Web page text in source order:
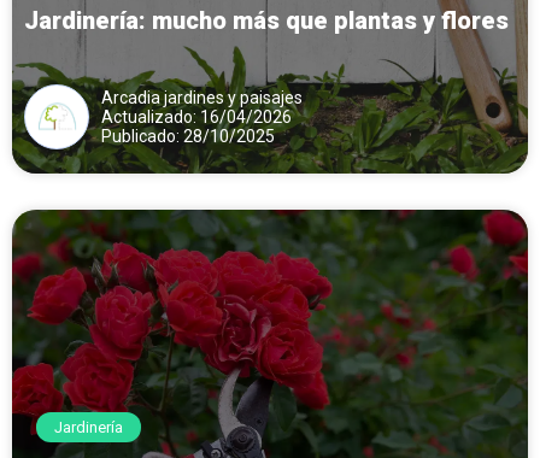
Jardinería: mucho más que plantas y flores
Arcadia jardines y paisajes
Actualizado: 16/04/2026
Publicado: 28/10/2025
Jardinería